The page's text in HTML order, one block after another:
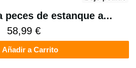
peces de estanque a...
58,99 €
Añadir a Carrito